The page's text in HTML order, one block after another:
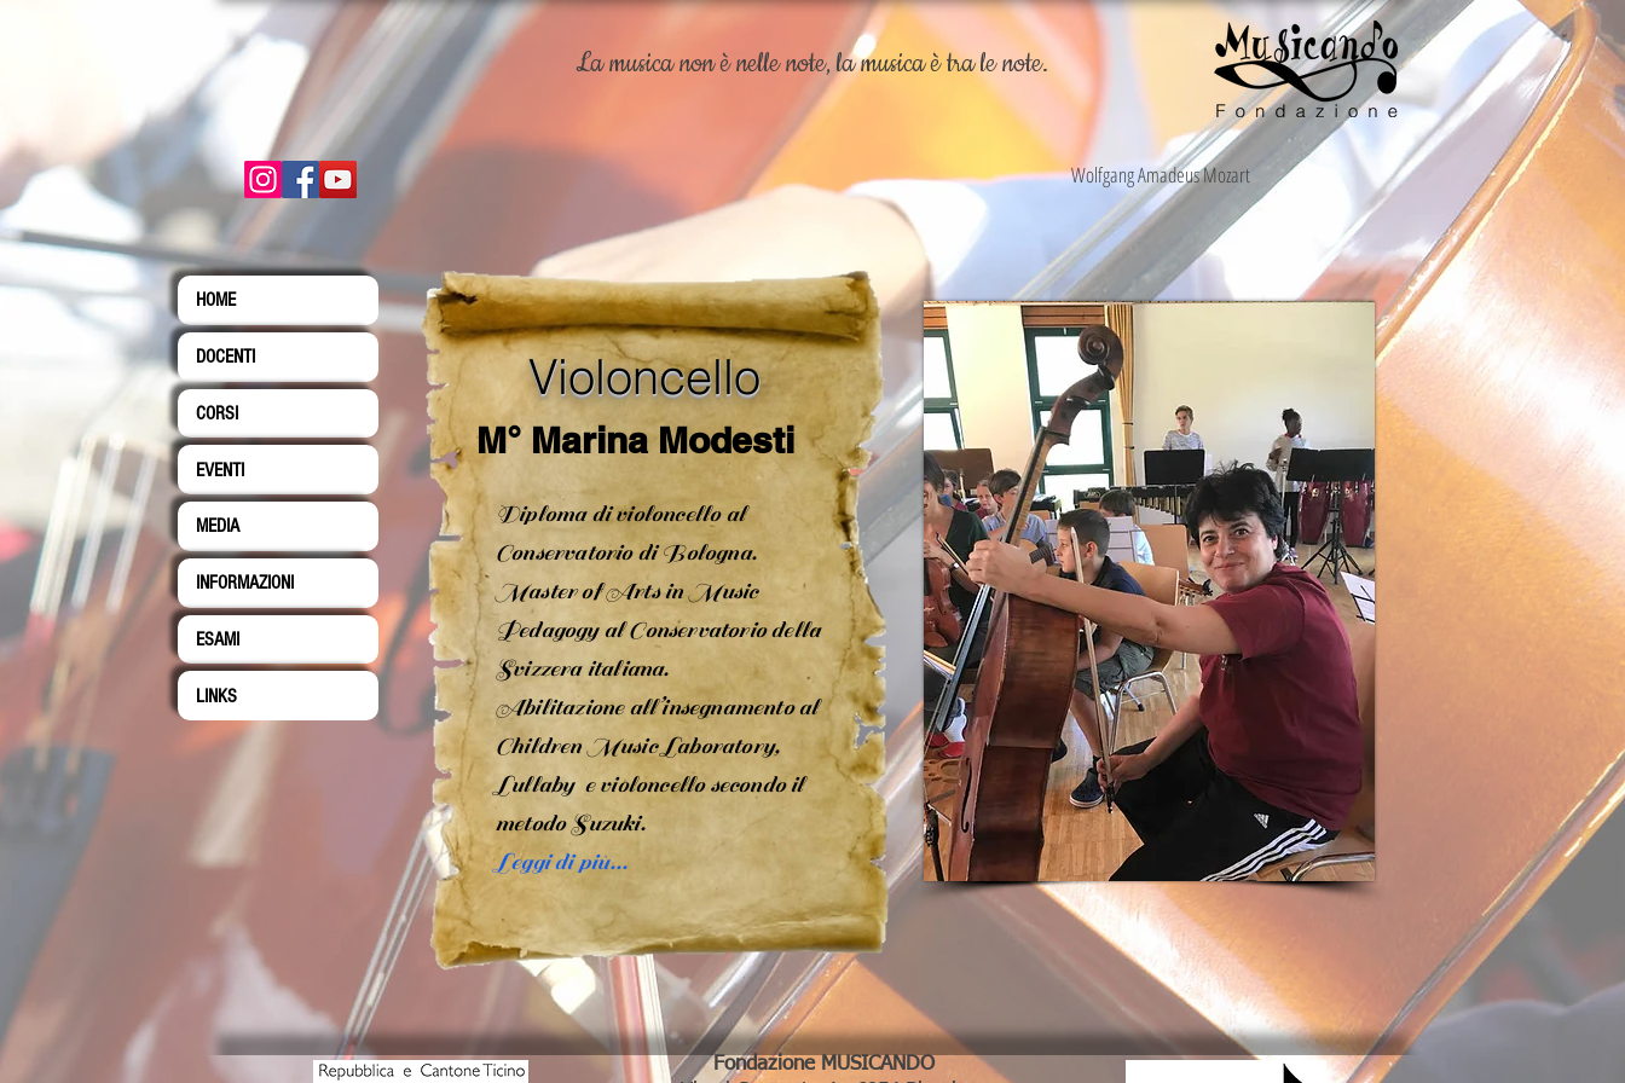
La musica non è nelle note, la musica è tra le note.
Wolfgang Amadeus Mozart
HOME
DOCENTI
CORSI
EVENTI
MEDIA
INFORMAZIONI
ESAMI
LINKS
Diploma di violoncello al
Conservatorio di Bologna.
Master of Arts in Music
Pedagogy al Conservatorio della
Svizzera italiana.
Abilitazione all’insegnamento al
Children Music Laboratory,
Lullaby e violoncello secondo il
metodo Suzuki.
Leggi dipiù...
Violoncello
M° Marina Modesti
Fondazione MUSICANDO